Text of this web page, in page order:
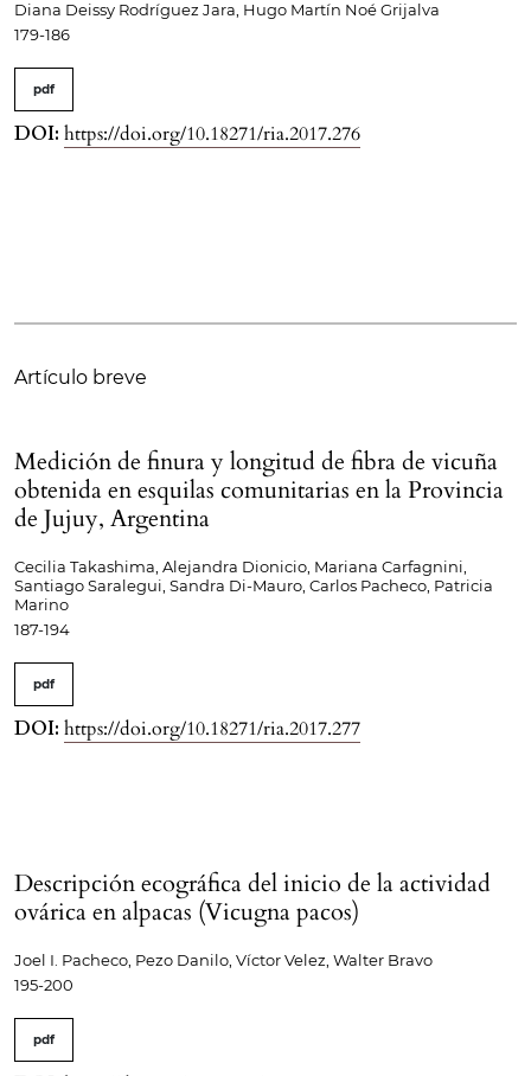
Diana Deissy Rodríguez Jara, Hugo Martín Noé Grijalva
179-186
pdf
DOI: https://doi.org/10.18271/ria.2017.276
Artículo breve
Medición de finura y longitud de fibra de vicuña
obtenida en esquilas comunitarias en la Provincia
de Jujuy, Argentina
Cecilia Takashima, Alejandra Dionicio, Mariana Carfagnini,
Santiago Saralegui, Sandra Di-Mauro, Carlos Pacheco, Patricia
Marino
187-194
pdf
DOI: https://doi.org/10.18271/ria.2017.277
Descripción ecográfica del inicio de la actividad
ovárica en alpacas (Vicugna pacos)
Joel I. Pacheco, Pezo Danilo, Víctor Velez, Walter Bravo
195-200
pdf